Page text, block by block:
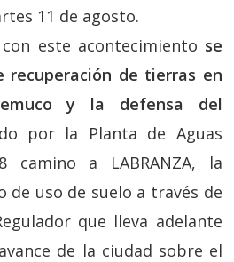
11 de agosto.
este acontecimiento se
recuperación de tierras en
y la defensa del
por la Planta de Aguas
camino a LABRANZA, la
de uso de suelo a través de
que lleva adelante
de la ciudad sobre el